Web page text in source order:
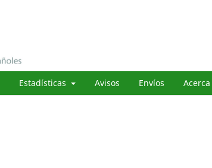
Estadísticas Avisos Envíos